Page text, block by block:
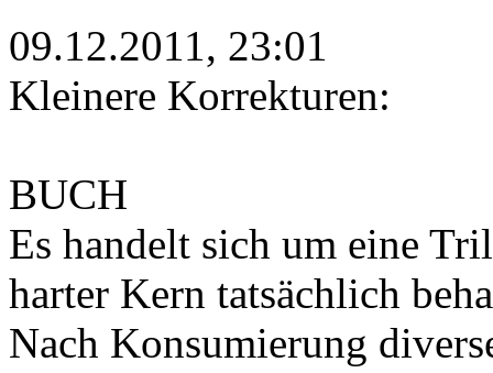
09.12.2011, 23:01
Kleinere Korrekturen:
BUCH
Es handelt sich um eine
harter Kern tatsächlich
Nach Konsumierung